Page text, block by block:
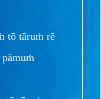
tō tāruṁ rē